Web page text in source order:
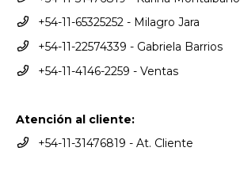
+54-11-65325252 - Milagro Jara
+54-11-22574339 - Gabriela Barrios
+54-11-4146-2259 - Ventas
Atención al cliente:
+54-11-31476819 - At. Cliente